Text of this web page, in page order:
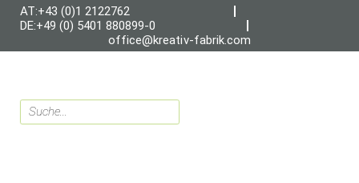
AT:+43 (0)1 2122762
DE:+49 (0) 5401 880899-0
office@kreativ-fabrik.com